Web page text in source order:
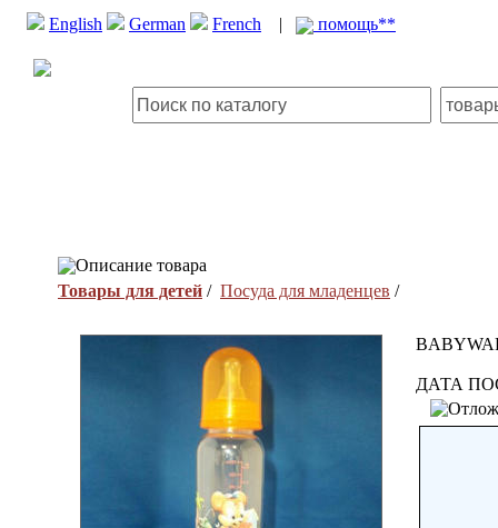
English German French | помощь**
Описание товара
Товары для детей / Посуда для младенцев /
ДАТА